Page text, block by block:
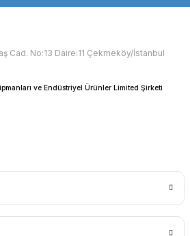
Cad. No:13 Daire:11 Çekmeköy/İstanbul
ve Endüstriyel Ürünler Limited Şirketi